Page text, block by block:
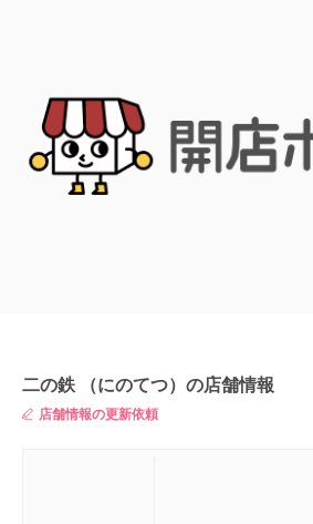
二の鉄 （にのてつ）の店舗情報
店舗情報の更新依頼